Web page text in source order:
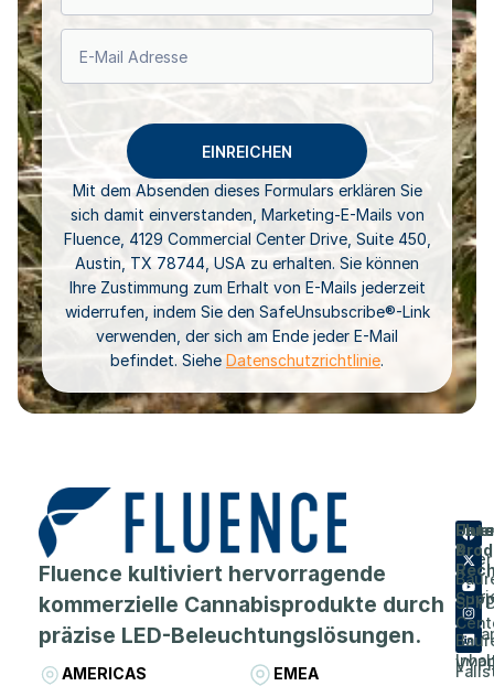
Mit dem Absenden dieses Formulars erklären Sie
sich damit einverstanden, Marketing-E-Mails von
Fluence, 4129 Commercial Center Drive, Suite 450,
Austin, TX 78744, USA zu erhalten. Sie können
Ihre Zustimmung zum Erhalt von E-Mails jederzeit
widerrufen, indem Sie den SafeUnsubscribe®-Link
verwenden, der sich am Ende jeder E-Mail
befindet. Siehe Datenschutzrichtlinie.
Fluence kultiviert hervorragende
kommerzielle Cannabisprodukte durch
präzise LED-Beleuchtungslösungen.
AMERICAS
EMEA
Über
&